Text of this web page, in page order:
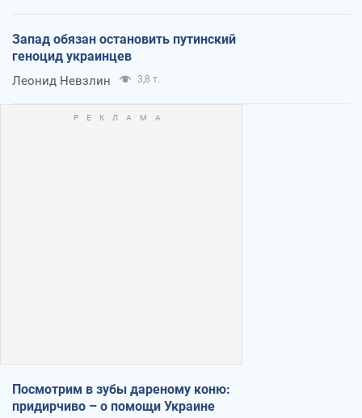
Запад обязан остановить путинский
геноцид украинцев
Леонид Невзлин 3,8 т.
Посмотрим в зубы дареному коню:
придирчиво – о помощи Украине